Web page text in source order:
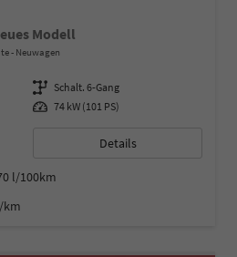
Modell
Neuwagen
Getriebe Schalt. 6-Gang
Leistung 74 kW (101 PS)
Details
l/100km
km